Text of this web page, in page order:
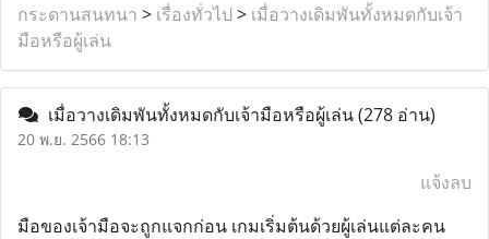
กระดานสนทนา > เรื่องทั่วไป > เมื่อวางเดิมพันทั้งหมดกับเจ้า
มือหรือผู้เล่น
เมื่อวางเดิมพันทั้งหมดกับเจ้ามือหรือผู้เล่น(278 อ่าน)
20 พ.ย. 2566 18:13
แจ้งลบ
มือของเจ้ามือจะถูกแจกก่อน เกมเริ่มต้นด้วยผู้เล่นแต่ละคน